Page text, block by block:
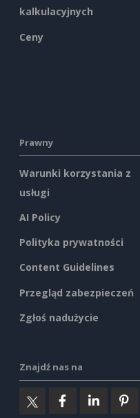
kalkulacyjnych
Ceny
Prawny
Warunki korzystania z
usługi
AI Policy
Polityka prywatności
Content Guidelines
Przegląd zabezpieczeń
Zgłoś nadużycie
Znajdź nas na